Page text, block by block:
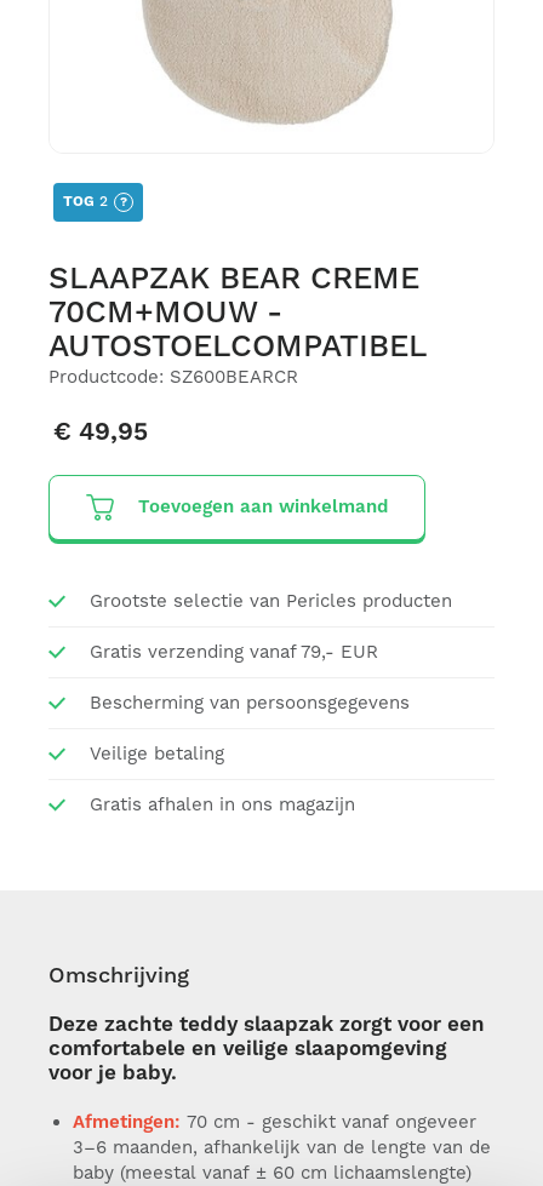
TOG 2 ?
SLAAPZAK BEAR CREME
70CM+MOUW -
AUTOSTOELCOMPATIBEL
Productcode: SZ600BEARCR
€ 49,95
Toevoegen aan winkelmand
Grootste selectie van Pericles producten
Gratis verzending vanaf 79,- EUR
Bescherming van persoonsgegevens
Veilige betaling
Gratis afhalen in ons magazijn
Omschrijving
Deze zachte teddy slaapzak zorgt voor een
comfortabele en veilige slaapomgeving
voor je baby.
Afmetingen: 70 cm - geschikt vanaf ongeveer
3–6 maanden, afhankelijk van de lengte van de
baby (meestal vanaf ± 60 cm lichaamslengte)